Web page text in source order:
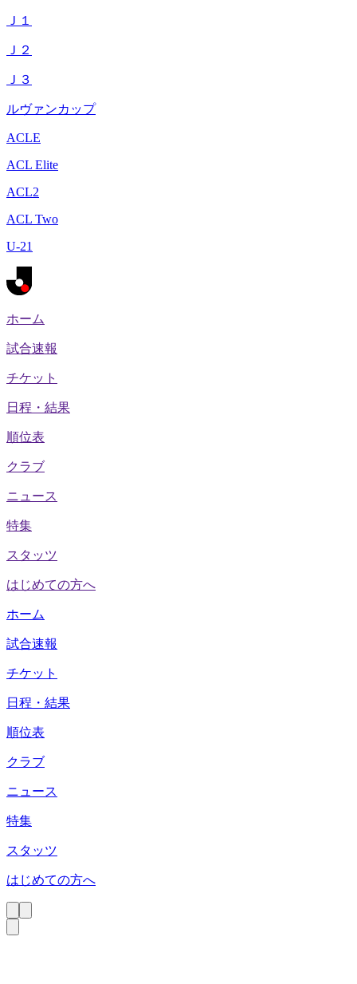
Ｊ１
Ｊ２
Ｊ３
ルヴァンカップ
ACLE
ACL Elite
ACL2
ACL Two
U-21
ホーム
試合速報
チケット
日程・結果
順位表
クラブ
ニュース
特集
スタッツ
はじめての方へ
ホーム
試合速報
チケット
日程・結果
順位表
クラブ
ニュース
特集
スタッツ
はじめての方へ